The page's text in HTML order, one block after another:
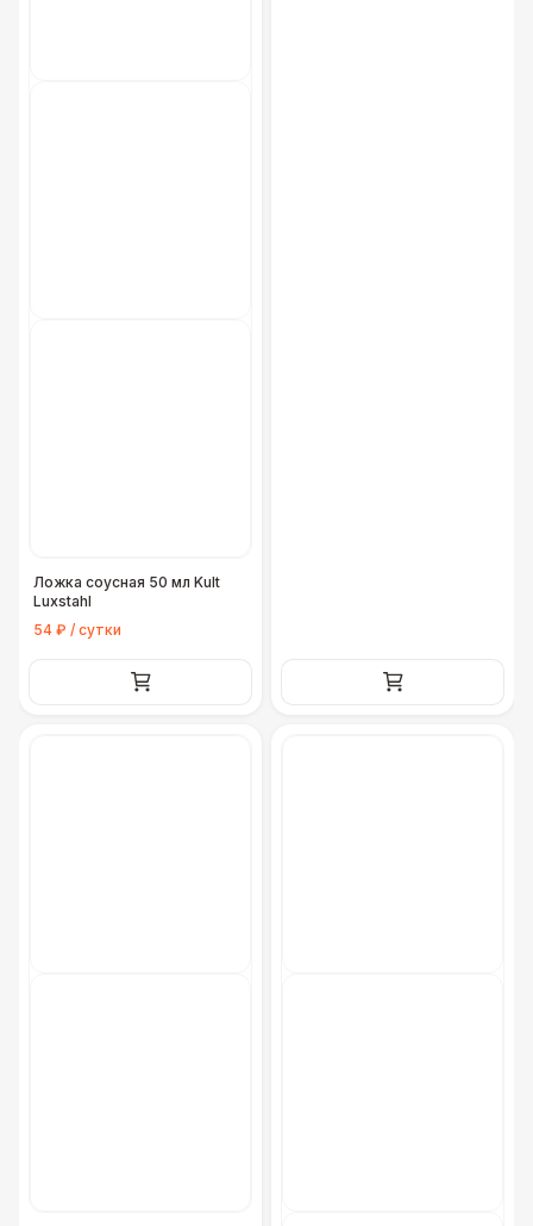
Ложка соусная 50 мл Kult
Luxstahl
54 ₽ / сутки